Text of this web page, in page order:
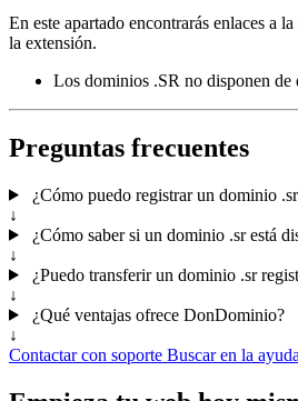
En este apartado encontrarás enlaces a
la extensión.
Los dominios .SR no disponen
Preguntas frecuentes
¿Cómo puedo registrar un dominio
↓
¿Cómo saber si un dominio .sr está
↓
¿Puedo transferir un dominio .sr
↓
¿Qué ventajas ofrece DonDominio?
↓
Contactar con soporte Buscar en la ayuda